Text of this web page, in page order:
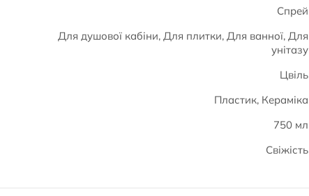
Спрей
Для душової кабіни, Для плитки, Для ванної, Для
унітазу
Цвіль
Пластик, Кераміка
750 мл
Свіжість